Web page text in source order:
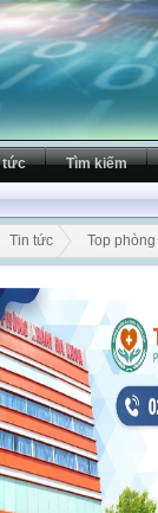
tức Tìm kiếm
Tin tức Top